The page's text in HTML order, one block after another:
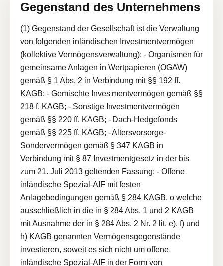
Gegenstand des Unternehmens
(1) Gegenstand der Gesellschaft ist die Verwaltung
von folgenden inländischen Investmentvermögen
(kollektive Vermögensverwaltung): - Organismen für
gemeinsame Anlagen in Wertpapieren (OGAW)
gemäß § 1 Abs. 2 in Verbindung mit §§ 192 ff.
KAGB; - Gemischte Investmentvermögen gemäß §§
218 f. KAGB; - Sonstige Investmentvermögen
gemäß §§ 220 ff. KAGB; - Dach-Hedgefonds
gemäß §§ 225 ff. KAGB; - Altersvorsorge-
Sondervermögen gemäß § 347 KAGB in
Verbindung mit § 87 Investmentgesetz in der bis
zum 21. Juli 2013 geltenden Fassung; - Offene
inländische Spezial-AIF mit festen
Anlagebedingungen gemäß § 284 KAGB, o welche
ausschließlich in die in § 284 Abs. 1 und 2 KAGB
mit Ausnahme der in § 284 Abs. 2 Nr. 2 lit. e), f) und
h) KAGB genannten Vermögensgegenstände
investieren, soweit es sich nicht um offene
inländische Spezial-AIF in der Form von